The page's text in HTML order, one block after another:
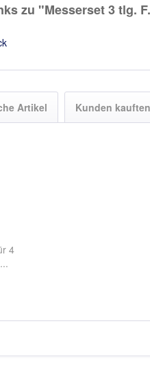
zu "Messerset 3 tlg.
Artikel Kunden
4